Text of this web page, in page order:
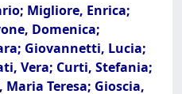
Migliore, Enrica;
Domenica;
Giovannetti, Lucia;
Vera; Curti, Stefania;
Teresa; Gioscia,